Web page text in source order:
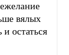
вялых
остаться